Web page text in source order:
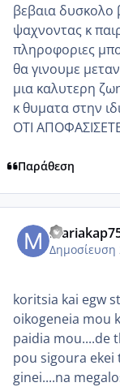
βεβαια δυσκολο
ψαχνοντας κ
πληροφοριες
θα γινουμε
μια καλυτερη
κ θυματα στην
ΟΤΙ
Παράθεση
Δημοσίευση
koritsia kai egw
oikogeneia mou
paidia mou....de
pou sigoura ekei
ginei....na